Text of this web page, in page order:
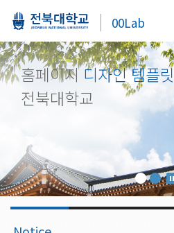
00Lab
홈페이지디자인 템플릿
전북대학교